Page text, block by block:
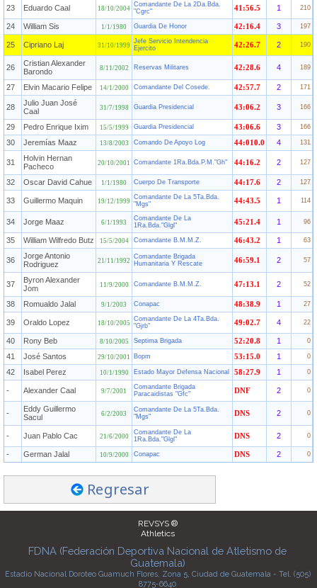
23 Eduardo Caal 18/10/2004
Comandante De La 2Da.Bda.
"Cgrc"
41:56.5 1 210
24 William Sis 1/1/1980 Guardia De Honor 42:16.4 3 197
25 Cipriano Laj 31/10/1999
Jefe Servicio Intendencia
Ejercito
42:26.7 2 190
26
Cristian Alexander
Barondo
8/11/2002 Reservas Militares 42:28.6 4 189
27 Elvin Macario Felipe 14/1/2000 Comandante Del Cosede. 42:57.7 2 171
28
Julio Juan José
Caal
31/7/1998 Guardia Presidencial 43:06.2 3 166
29 Pedro Enrique Ixim 15/5/1999 Guardia Presidencial 43:06.6 3 166
30 Jeremías Maaz 13/8/2003 Comando De Apoyo Log 44:010.0 4 131
31
Holvin Hernan
Pacheco
20/10/2001 Comandante 1Ra.Bda.P.M."Gh" 44:16.2 2 127
32 Oscar David Cahue 1/1/1980 Cuerpo De Transporte 44:17.6 2 127
33 Guillermo Maquin 19/12/1999
Comandante De La 5Ta.Bda.
"Mgs"
44:43.5 1 114
34 Jorge Maaz 6/1/1993
Comandante De La
1Ra.Bda."Glgl"
45:21.4 1 96
35 William Wilfredo Butz 15/5/2004 Comandante B.M.M.Z. 46:43.2 1 63
36
Jorge Antonio
Rodriguez
21/11/1992
Comandante Brigada
Humanitaria Y Rescate
46:59.1 2 57
37
Byron Alexander
Jom
11/9/2000 Comandante B.M.M.Z. 47:13.1 2 52
38 Romualdo Jalal 9/1/2003 Conapac 48:38.9 1 27
39 Oraldo Lopez 18/10/2005
Comandante De La 4Ta.Bda.
"Gjrb"
49:02.7 4 22
40 Rony Beb 8/10/2005 Septima Brigada 52:20.8 1 0
41 José Santos 29/10/2001 Bopm 53:15.0 1 0
42 Isabel Perez 10/1/1990 Estado Mayor Defensa Nacional 58:27.9 1 0
- Alexander Caal 9/7/2001
Comandante Brigada
Paracaidistas "Gfc"
DNF 2 0
-
Eddy Guillermo
Sacul
6/2/2003
Comandante De La 5Ta.Bda.
"Mgs"
DNS 2 0
- Juan Pablo Cac 21/6/2000
Comandante De La
1Ra.Bda."Glgl"
DNS 2 0
- German Jalal 10/9/2000 Conapac DNS 2 0
Regresar
REVSYS ®
Athletics
FDNA (Federación Deportiva Nacional de Atletismo de
Guatemala)
Estadio Nacional Doroteo Guamuch Flores, Zona 5, Ciudad de Guatemala - Tel. (505)
8775-6640